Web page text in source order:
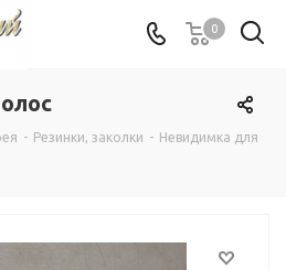
0
- Резинки, заколки - Невидимка для